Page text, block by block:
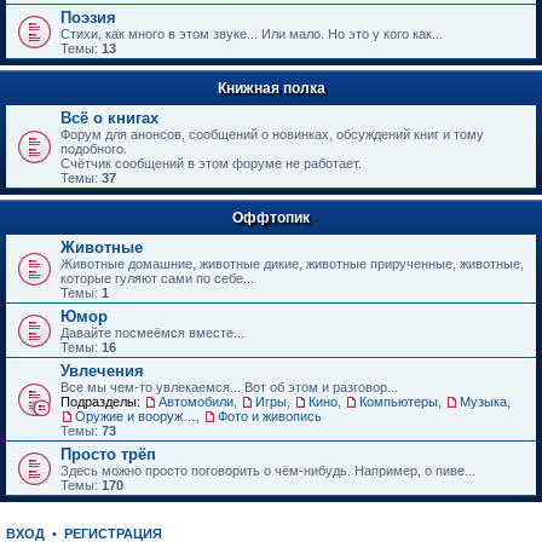
е
н
и
ю
Поэзия
Стихи, как много в этом звуке... Или мало. Но это у кого как...
Темы: 13
Книжная полка
Всё о книгах
Форум для анонсов, сообщений о новинках, обсуждений книг и тому
подобного.
Счётчик сообщений в этом форуме не работает.
Темы: 37
Оффтопик
Животные
Животные домашние, животные дикие, животные прирученные, животные,
которые гуляют сами по себе...
Темы: 1
Юмор
Давайте посмеёмся вместе...
Темы: 16
Увлечения
Все мы чем-то увлекаемся... Вот об этом и разговор...
Подразделы:
Автомобили Игры Кино Компьютеры Музыка
Фото и живопись
Темы: 73
Просто трёп
Здесь можно просто поговорить о чём-нибудь. Например, о пиве...
Темы: 170
ВХОД • РЕГИСТРАЦИЯ